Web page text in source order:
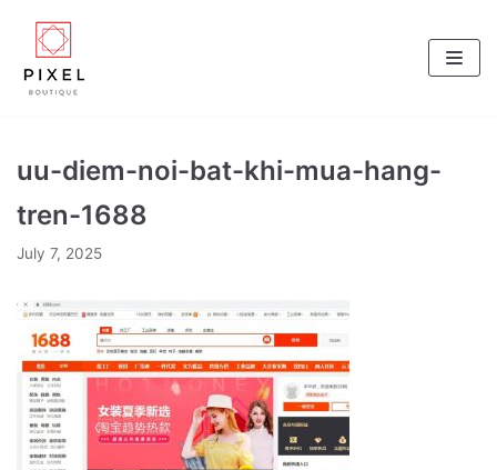
Skip
to
content
uu-diem-noi-bat-khi-mua-hang-
tren-1688
July 7, 2025